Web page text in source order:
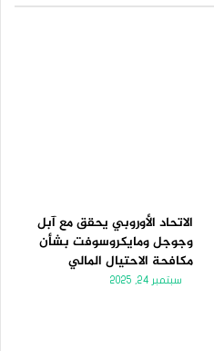
الاتحاد الأوروبي يحقق مع آبل
وجوجل ومايكروسوفت بشأن
مكافحة الاحتيال المالي
سبتمبر 24, 2025